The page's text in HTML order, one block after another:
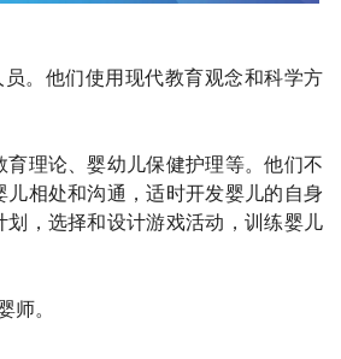
。他们使用现代教育观念和科学方
理论、婴幼儿保健护理等。他们不
相处和沟通，适时开发婴儿的自身
，选择和设计游戏活动，训练婴儿
师。